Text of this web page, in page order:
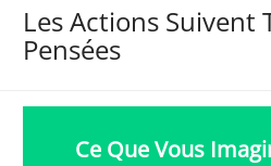
Les Actions Suivent
Pensées
Ce Que Vous